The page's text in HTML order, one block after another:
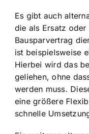
Es gibt auch
die als Ersatz oder
Bausparvertrag
ist beispielsweise
Hierbei wird das
geliehen, ohne
werden muss.
eine größere
schnelle